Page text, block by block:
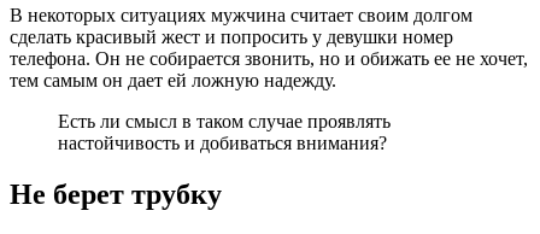
В некоторых ситуациях мужчина считает своим долгом
сделать красивый жест и попросить у девушки номер
телефона. Он не собирается звонить, но и обижать ее не хочет,
тем самым он дает ей ложную надежду.
Есть ли смысл в таком случае проявлять
настойчивость и добиваться внимания?
Не берет трубку